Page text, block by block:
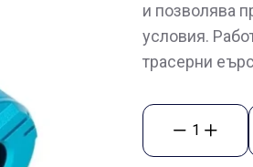
и позволява
условия.
трасерни
1